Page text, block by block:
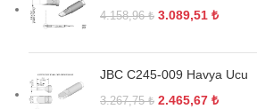
4.158,96₺ 3.089,51 ₺
JBC C245-009 Havya Ucu
3.267,75₺ 2.465,67 ₺